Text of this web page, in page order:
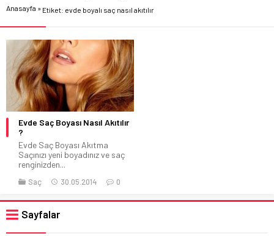
Anasayfa » Etiket: evde boyalı saç nasıl akıtılır
Evde Saç Boyası Nasıl Akıtılır
?
Evde Saç Boyası Akıtma
Saçınızı yeni boyadınız ve saç
renginizden...
Saç 30.05.2014 0
Sayfalar